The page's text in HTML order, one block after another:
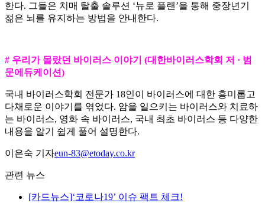
한다. 그들은 치매 탈출 솔루션 ‘뉴로 플랜’을 통해 중장년기
젊은 뇌를 유지하는 방법을 안내한다.
# 우리가 몰랐던 바이러스 이야기 (대한바이러스학회 저 · 범
문에듀케이션)
국내 바이러스학회 전문가 18인이 바이러스에 대한 흥미롭고
다채로운 이야기를 엮었다. 암을 일으키는 바이러스와 치료하
는 바이러스, 영화 속 바이러스, 국내 최초 바이러스 등 다양한
내용을 알기 쉽게 풀어 설명한다.
이은숙 기자eun-83@etoday.co.kr
관련 뉴스
[카드뉴스]‘코로나19’ 이슈 팩트 체크!